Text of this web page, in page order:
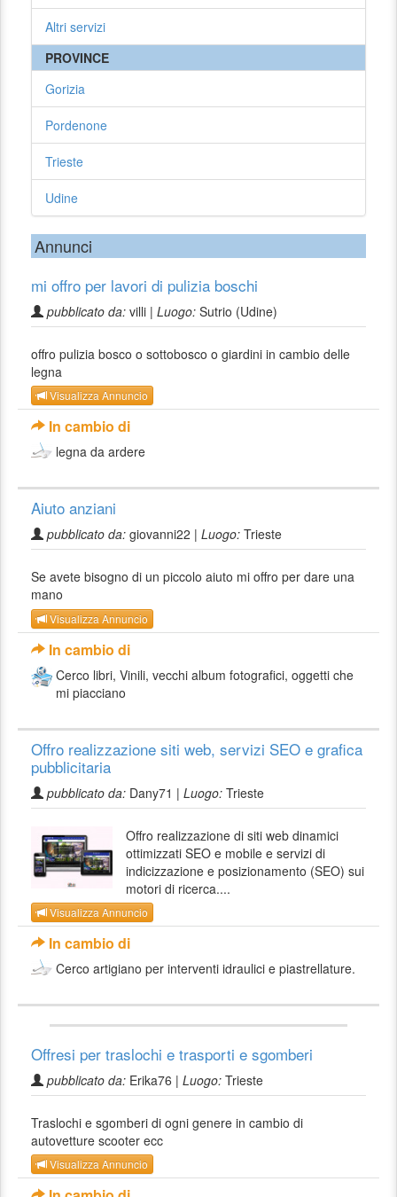
Altri servizi
PROVINCE
Gorizia
Pordenone
Trieste
Udine
Annunci
mi offro per lavori di pulizia boschi
pubblicato da: villi | Luogo: Sutrio (Udine)
offro pulizia bosco o sottobosco o giardini in cambio delle
legna
Visualizza Annuncio
In cambio di
legna da ardere
Aiuto anziani
pubblicato da: giovanni22 | Luogo: Trieste
Se avete bisogno di un piccolo aiuto mi offro per dare una
mano
Visualizza Annuncio
In cambio di
Cerco libri, Vinili, vecchi album fotografici, oggetti che
mi piacciano
Offro realizzazione siti web, servizi SEO e grafica
pubblicitaria
pubblicato da: Dany71 | Luogo: Trieste
Offro realizzazione di siti web dinamici
ottimizzati SEO e mobile e servizi di
indicizzazione e posizionamento (SEO) sui
motori di ricerca....
Visualizza Annuncio
In cambio di
Cerco artigiano per interventi idraulici e piastrellature.
Offresi per traslochi e trasporti e sgomberi
pubblicato da: Erika76 | Luogo: Trieste
Traslochi e sgomberi di ogni genere in cambio di
autovetture scooter ecc
Visualizza Annuncio